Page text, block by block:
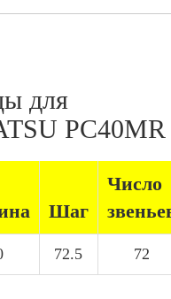
для
PC40MR
Шаг
Число
72.5 72